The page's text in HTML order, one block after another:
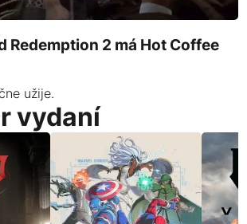
Redemption 2 má Hot Coffee
užije.
vydaní